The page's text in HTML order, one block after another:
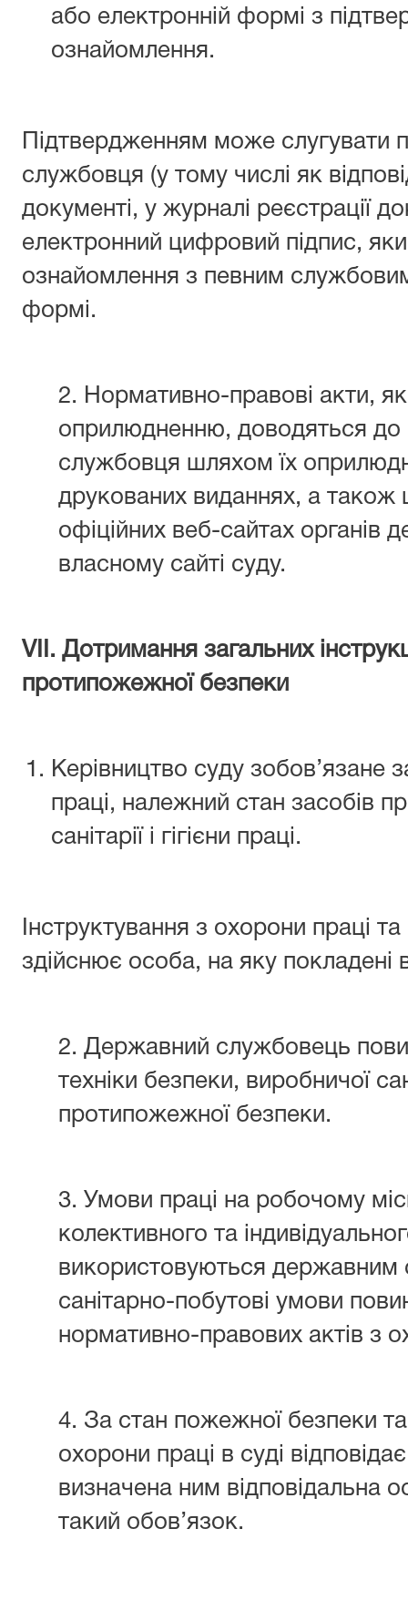
або електронній формі з
ознайомлення.
Підтвердженням може слугувати
службовця (у тому числі як
документі, у журналі реєстрації
електронний цифровий підпис,
ознайомлення з певним
формі.
2. Нормативно-правові акти,
оприлюдненню, доводяться до
службовця шляхом їх
друкованих виданнях, а
офіційних веб-сайтах органів
власному сайті суду.
VІІ. Дотримання загальних
протипожежної безпеки
Керівництво суду зобов’язане
праці, належний стан засобів
санітарії і гігієни праці.
Інструктування з охорони праці
здійснює особа, на яку покладені
2. Державний службовець
техніки безпеки, виробничої
протипожежної безпеки.
3. Умови праці на робочому
колективного та
використовуються
санітарно-побутові умови
нормативно-правових актів з
4. За стан пожежної безпеки
охорони праці в суді
визначена ним відповідальна
такий обов’язок.